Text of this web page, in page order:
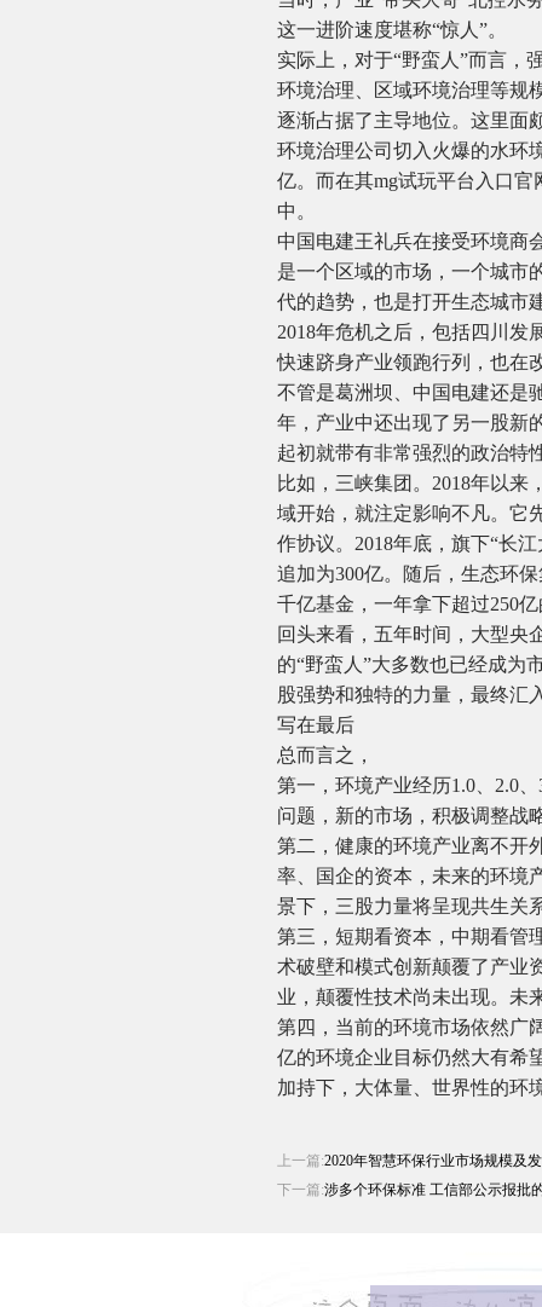
这一进阶速度堪称“惊人”。
实际上，对于“野蛮人”而言，
环境治理、区域环境治理等规
逐渐占据了主导地位。这里面
环境治理公司切入火爆的水环
亿。而在其mg试玩平台入口
中。
中国电建王礼兵在接受环境商
是一个区域的市场，一个城市
代的趋势，也是打开生态城市
2018年危机之后，包括四川发
快速跻身产业领跑行列，也在
不管是葛洲坝、中国电建还是
年，产业中还出现了另一股新
起初就带有非常强烈的政治特
比如，三峡集团。2018年以来
域开始，就注定影响不凡。它
作协议。2018年底，旗下“长
追加为300亿。随后，生态环
千亿基金，一年拿下超过250
回头来看，五年时间，大型央
的“野蛮人”大多数也已经成为
股强势和独特的力量，最终汇
写在最后
总而言之，
第一，环境产业经历1.0、2.0
问题，新的市场，积极调整战
第二，健康的环境产业离不
率、国企的资本，未来的环境
景下，三股力量将呈现共生关
第三，短期看资本，中期看管
术破壁和模式创新颠覆了产业
业，颠覆性技术尚未出现。未
第四，当前的环境市场依然广
亿的环境企业目标仍然大有希
加持下，大体量、世界性的环
上一篇:2020年智慧环保行业市场规模及
下一篇:涉多个环保标准 工信部公示报批